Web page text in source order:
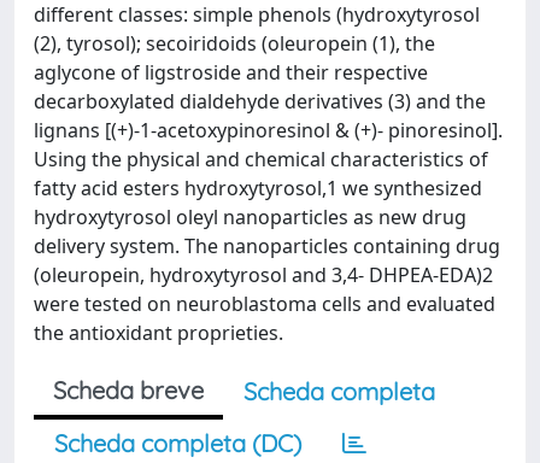
different classes: simple phenols (hydroxytyrosol
(2), tyrosol); secoiridoids (oleuropein (1), the
aglycone of ligstroside and their respective
decarboxylated dialdehyde derivatives (3) and the
lignans [(+)-1-acetoxypinoresinol & (+)- pinoresinol].
Using the physical and chemical characteristics of
fatty acid esters hydroxytyrosol,1 we synthesized
hydroxytyrosol oleyl nanoparticles as new drug
delivery system. The nanoparticles containing drug
(oleuropein, hydroxytyrosol and 3,4- DHPEA-EDA)2
were tested on neuroblastoma cells and evaluated
the antioxidant proprieties.
Scheda breve
Scheda completa
Scheda completa (DC)